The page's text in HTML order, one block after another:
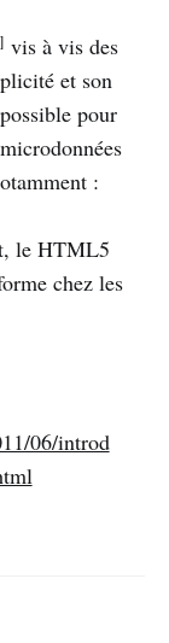
vis à vis des
et son
pour
:
le HTML5
chez les
06/introd